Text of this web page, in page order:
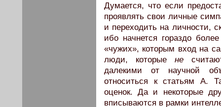
Думается, что если
проявлять свои личные
и переходить на личности,
ибо начнется гораздо
«чужих», которым вход на
люди, которые не
далекими от научной
относиться к статьям А.
оценок. Да и некоторые
вписываются в рамки